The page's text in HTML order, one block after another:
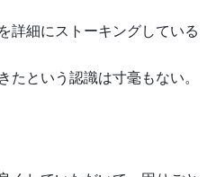
詳細にストーキングしている
という認識は寸毫もない。